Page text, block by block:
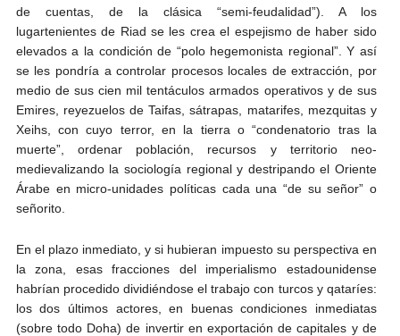
de cuentas, de la clásica “semi-feudalidad”). A los
lugartenientes de Riad se les crea el espejismo de haber sido
elevados a la condición de “polo hegemonista regional”. Y así
se les pondría a controlar procesos locales de extracción, por
medio de sus cien mil tentáculos armados operativos y de sus
Emires, reyezuelos de Taifas, sátrapas, matarifes, mezquitas y
Xeihs, con cuyo terror, en la tierra o “condenatorio tras la
muerte”, ordenar población, recursos y territorio neo-
medievalizando la sociología regional y destripando el Oriente
Árabe en micro-unidades políticas cada una “de su señor” o
señorito.
En el plazo inmediato, y si hubieran impuesto su perspectiva en
la zona, esas fracciones del imperialismo estadounidense
habrían procedido dividiéndose el trabajo con turcos y qataríes:
los dos últimos actores, en buenas condiciones inmediatas
(sobre todo Doha) de invertir en exportación de capitales y de